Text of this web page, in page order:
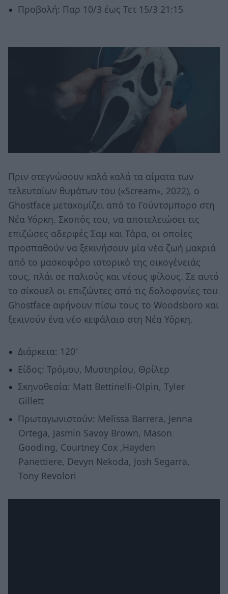
Προβολή: Παρ 10/3 έως Τετ 15/3 21:15
Πριν στεγνώσουν καλά καλά τα αίματα των
τελευταίων θυμάτων του («Scream», 2022), ο
Ghostface μετακομίζει από το Γούντσμπορο στη
Νέα Υόρκη. Σκοπός του, να αποτελειώσει τις
επιζώσες αδερφές Σαμ και Τάρα, οι οποίες
προσπαθούν να ξεκινήσουν μία νέα ζωή μακριά
από το μασκοφόρο ιστορικό της οικογένειάς
τους, πλάι σε παλιούς και νέους φίλους. Σε αυτό
το σίκουελ οι επιζώντες από τις δολοφονίες του
Ghostface αφήνουν πίσω τους το Woodsboro και
ξεκινούν ένα νέο κεφάλαιο στη Νέα Υόρκη.
Διάρκεια: 120′
Είδος: Τρόμου, Μυστηρίου, Θρίλερ
Σκηνοθεσία: Matt Bettinelli-Olpin, Tyler
Gillett
Πρωταγωνιστούν: Melissa Barrera, Jenna
Ortega, Jasmin Savoy Brown, Mason
Gooding, Courtney Cox ,Hayden
Panettiere, Devyn Nekoda, Josh Segarra,
Tony Revolori